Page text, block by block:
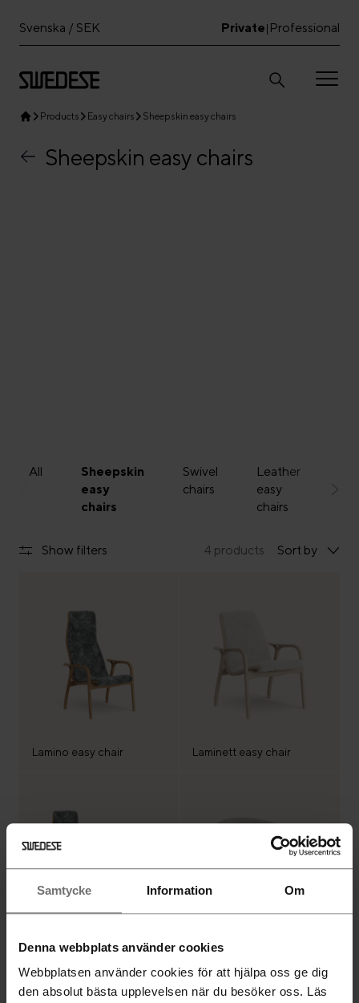
Samtycke Information Om
Denna webbplats använder cookies
Webbplatsen använder cookies för att hjälpa oss ge dig
den absolut bästa upplevelsen när du besöker oss. Läs
Svenska / SEK Private| Professional
Products Easy chairs Sheepskin easy chairs
Sheepskin easy chairs
Show filters
All
Sheepskin
easy
chairs
Swivel
chairs
Leather
easy
chairs
4 products Sort by
Lamino easy chair Laminett easy chair
Lamino easy chair and
foot stool
Rondino swivel chair